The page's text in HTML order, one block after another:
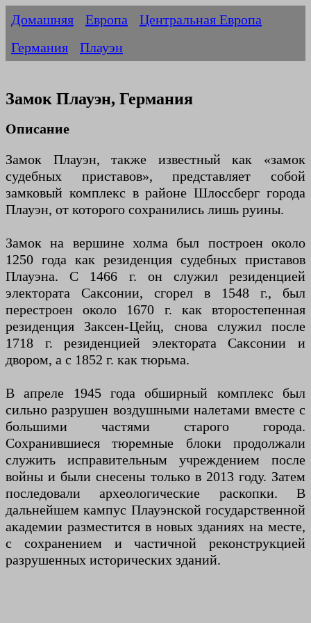
Домашняя Европа
Центральная Европа
Германия
Плауэн
Замок Плауэн, Германия
Описание
Замок Плауэн, также известный как «замок
судебных приставов», представляет собой
замковый комплекс в районе Шлоссберг города
Плауэн, от которого сохранились лишь руины.
Замок на вершине холма был построен около
1250 года как резиденция судебных приставов
Плауэна. С 1466 г. он служил резиденцией
электората Саксонии, сгорел в 1548 г., был
перестроен около 1670 г. как второстепенная
резиденция Заксен-Цейц, снова служил после
1718 г. резиденцией электората Саксонии и
двором, а с 1852 г. как тюрьма.
В апреле 1945 года обширный комплекс был
сильно разрушен воздушными налетами вместе с
большими частями старого города.
Сохранившиеся тюремные блоки продолжали
служить исправительным учреждением после
войны и были снесены только в 2013 году. Затем
последовали археологические раскопки. В
дальнейшем кампус Плауэнской государственной
академии разместится в новых зданиях на месте,
с сохранением и частичной реконструкцией
разрушенных исторических зданий.